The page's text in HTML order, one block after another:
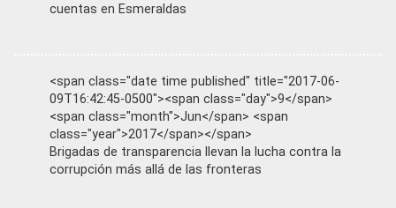
cuentas en Esmeraldas
<span class="date time published" title="2017-06-
09T16:42:45-0500"><span class="day">9</span>
<span class="month">Jun</span> <span
class="year">2017</span></span>
Brigadas de transparencia llevan la lucha contra la
corrupción más allá de las fronteras